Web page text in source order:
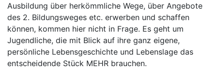
Ausbildung über herkömmliche Wege, über Angebote
des 2. Bildungsweges etc. erwerben und schaffen
können, kommen hier nicht in Frage. Es geht um
Jugendliche, die mit Blick auf ihre ganz eigene,
persönliche Lebensgeschichte und Lebenslage das
entscheidende Stück MEHR brauchen.